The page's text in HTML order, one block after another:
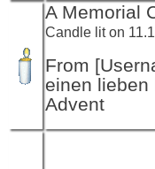
A Memorial
Candle lit on
From
einen
Advent